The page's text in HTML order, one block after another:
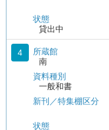
状態
貸出中
4
所蔵館
南
資料種別
一般和書
新刊／特集棚区分
状態